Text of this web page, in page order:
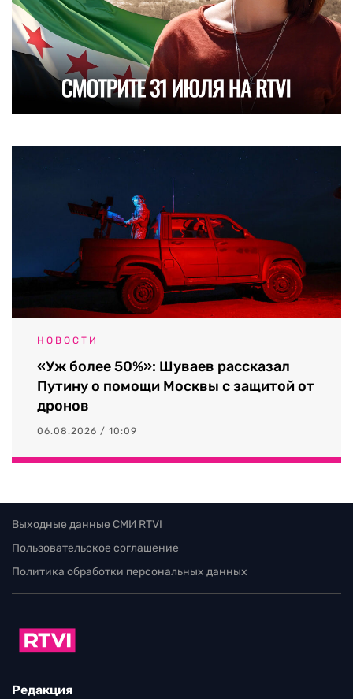
НОВОСТИ
«Уж более 50%»: Шуваев рассказал
Путину о помощи Москвы с защитой от
дронов
06.08.2026 / 10:09
Выходные данные СМИ RTVI
Пользовательское соглашение
Политика обработки персональных данных
Редакция